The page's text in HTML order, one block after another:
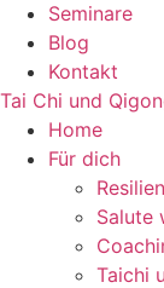
Seminare
Blog
Kontakt
Tai Chi und
Home
Für dich
Salute
Taichi